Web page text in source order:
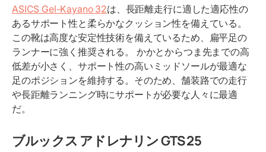
ASICS Gel-Kayano 32は、長距離走行に適した適応性の
あるサポート性と柔らかなクッション性を備えている。
この靴は高度な安定性技術を備えているため、扁平足の
ランナーに強く推奨される。 かかとからつま先までの高
低差が小さく、サポート性の高いミッドソールが最適な
足のポジションを維持する。そのため、舗装路での走行
や長距離ランニング時にサポートが必要な人々に最適
だ。
ブルックス アドレナリン GTS 25